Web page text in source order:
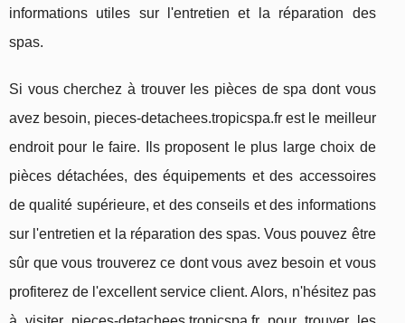
informations utiles sur l'entretien et la réparation des
spas.
Si vous cherchez à trouver les pièces de spa dont vous
avez besoin, pieces-detachees.tropicspa.fr est le meilleur
endroit pour le faire. Ils proposent le plus large choix de
pièces détachées, des équipements et des accessoires
de qualité supérieure, et des conseils et des informations
sur l'entretien et la réparation des spas. Vous pouvez être
sûr que vous trouverez ce dont vous avez besoin et vous
profiterez de l'excellent service client. Alors, n'hésitez pas